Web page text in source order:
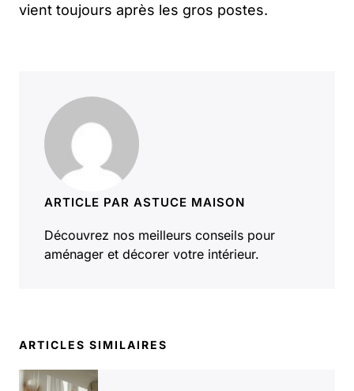
vient toujours après les gros postes.
ARTICLE PAR ASTUCE MAISON
Découvrez nos meilleurs conseils pour
aménager et décorer votre intérieur.
ARTICLES SIMILAIRES